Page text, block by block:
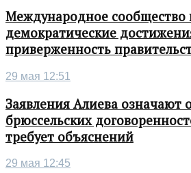
Международное сообщество
демократические
приверженность
29 мая 12:51
Заявления Алиева означают
брюссельских
требует объяснений
29 мая 12:45